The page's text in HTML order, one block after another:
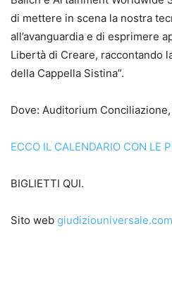
di mettere in scena la nostra
all’avanguardia e di esprimere
Libertà di Creare, raccontando
della Cappella Sistina”.
Dove: Auditorium
ECCO IL CALENDARIO CON LE
BIGLIETTI QUI.
Sito web giudiziouniversale.com